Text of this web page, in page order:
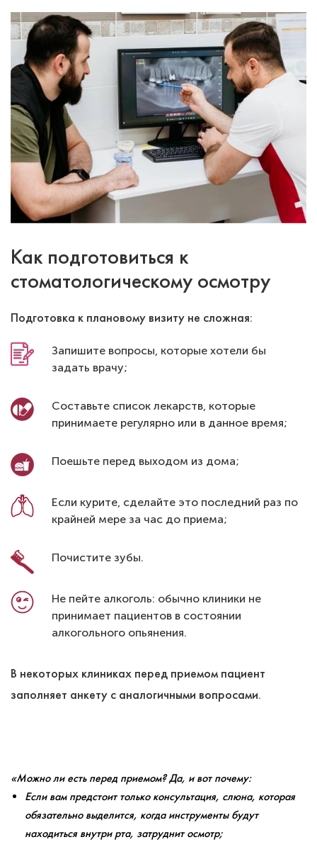
Как подготовиться к
стоматологическому осмотру
Подготовка к плановому визиту не сложная:
Запишите вопросы, которые хотели бы
задать врачу;
Составьте список лекарств, которые
принимаете регулярно или в данное время;
Поешьте перед выходом из дома;
Если курите, сделайте это последний раз по
крайней мере за час до приема;
Почистите зубы.
Не пейте алкоголь: обычно клиники не
принимает пациентов в состоянии
алкогольного опьянения.
В некоторых клиниках перед приемом пациент
заполняет анкету с аналогичными вопросами.
«Можно ли есть перед приемом? Да, и вот почему:
Если вам предстоит только консультация, слюна, которая
обязательно выделится, когда инструменты будут
находиться внутри рта, затруднит осмотр;